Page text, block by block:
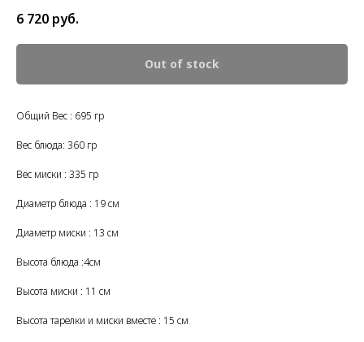
6 720 руб.
Out of stock
Общий Вес : 695 гр
Вес блюда: 360 гр
Вес миски : 335 гр
Диаметр блюда : 19 см
Диаметр миски : 13 см
Высота блюда :4см
Высота миски : 11 см
Высота тарелки и миски вместе : 15 см